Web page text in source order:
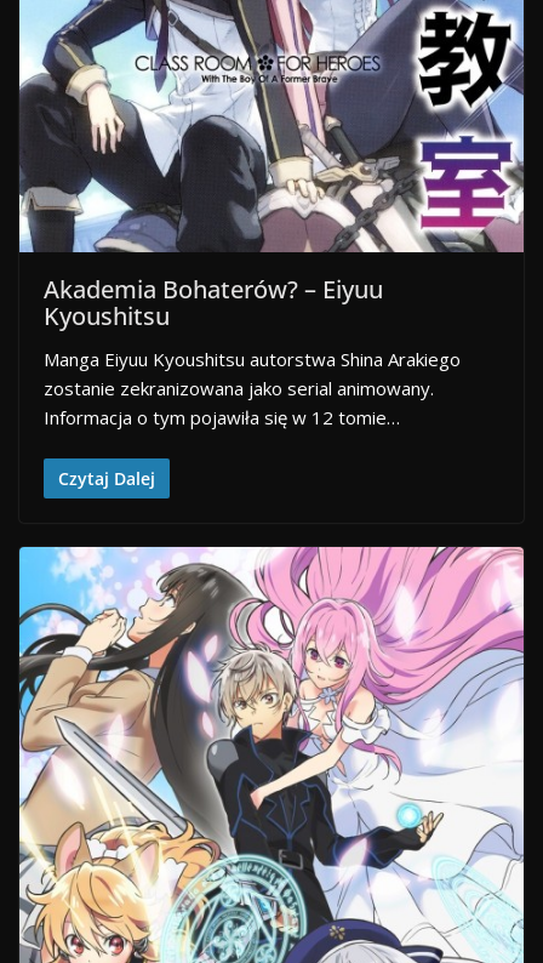
Akademia Bohaterów? – Eiyuu
Kyoushitsu
Manga Eiyuu Kyoushitsu autorstwa Shina Arakiego
zostanie zekranizowana jako serial animowany.
Informacja o tym pojawiła się w 12 tomie…
Czytaj Dalej